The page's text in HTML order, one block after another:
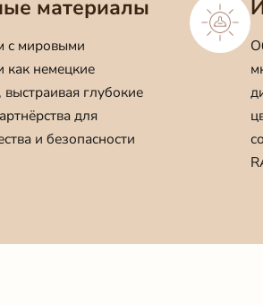
материалы
с мировыми
как немецкие
глубокие
для
и безопасности